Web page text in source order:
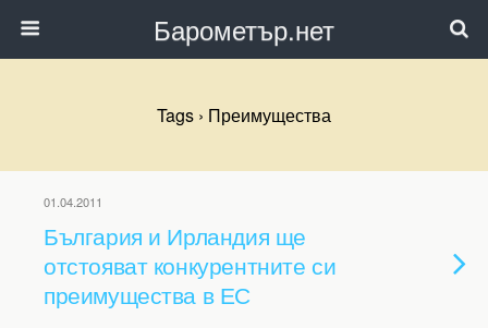
Барометър.нет
Tags › Преимущества
01.04.2011
България и Ирландия ще
отстояват конкурентните си
преимущества в ЕС